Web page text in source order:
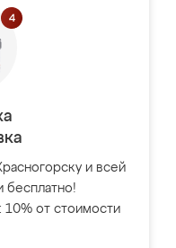
и всей
бесплатно!
от стоимости